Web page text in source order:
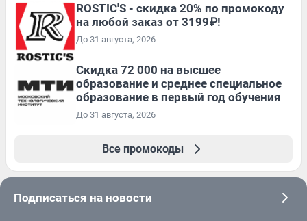
ROSTIC'S - скидка 20% по промокоду
на любой заказ от 3199₽!
До 31 августа, 2026
Скидка 72 000 на высшее
образование и среднее специальное
образование в первый год обучения
До 31 августа, 2026
Все промокоды
Подписаться на новости